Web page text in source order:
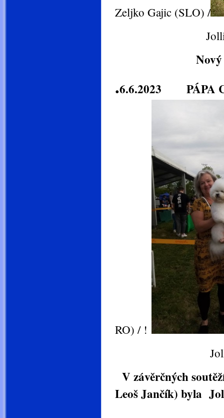
Zeljko Gajic (SLO) /
Jollie Šan-
Nový
.6.6.2023 PÁPA
RO) / !
Jollie Šan-
V závěrčných
Leoš